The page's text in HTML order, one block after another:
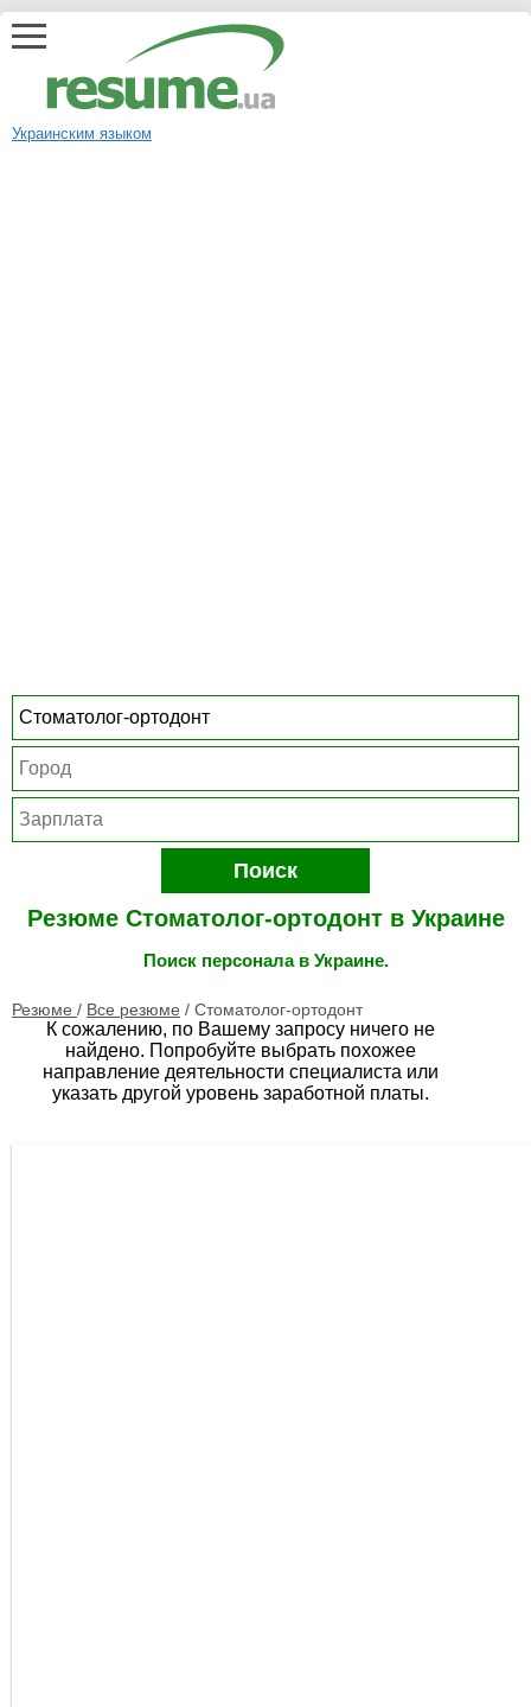
Украинским языком
Поиск
Резюме Стоматолог-ортодонт в Украине
Поиск персонала в Украине.
Резюме / Все резюме / Стоматолог-ортодонт
К сожалению, по Вашему запросу ничего не
найдено. Попробуйте выбрать похожее
направление деятельности специалиста или
указать другой уровень заработной платы.